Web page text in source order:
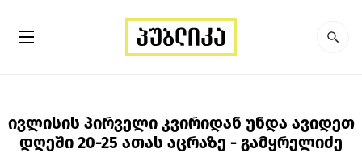
ივლისის პირველი კვირიდან უნდა ავიდეთ
დღეში 20-25 ათას აცრაზე - გამყრელიძე